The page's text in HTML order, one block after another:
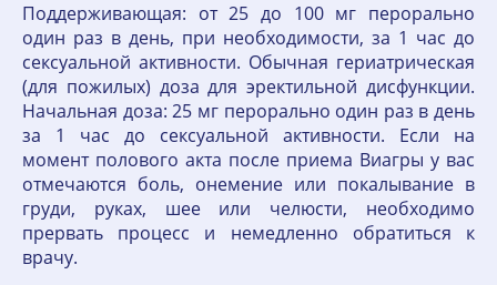
Поддерживающая: от 25 до 100 мг перорально
один раз в день, при необходимости, за 1 час до
сексуальной активности. Обычная гериатрическая
(для пожилых) доза для эректильной дисфункции.
Начальная доза: 25 мг перорально один раз в день
за 1 час до сексуальной активности. Если на
момент полового акта после приема Виагры у вас
отмечаются боль, онемение или покалывание в
груди, руках, шее или челюсти, необходимо
прервать процесс и немедленно обратиться к
врачу.